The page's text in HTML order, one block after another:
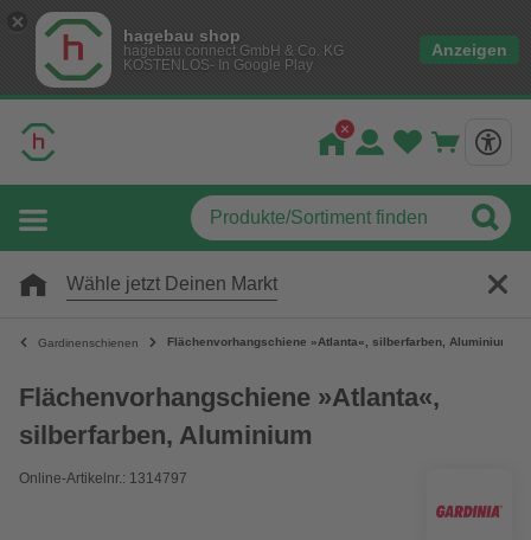
hagebau shop
hagebau connect GmbH & Co. KG
KOSTENLOS- In Google Play
Anzeigen
Wähle jetzt Deinen Markt
Gardinenschienen Flächenvorhangschiene »Atlanta«, silberfarben, Aluminium
Flächenvorhangschiene »Atlanta«,
silberfarben, Aluminium
Online-Artikelnr.: 1314797